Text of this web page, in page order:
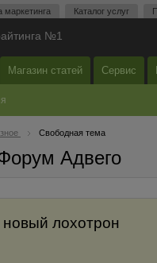
маркетинга Каталог услуг
№1
Магазин статей Сервис
Свободная тема
Адвего
новый лохотрон